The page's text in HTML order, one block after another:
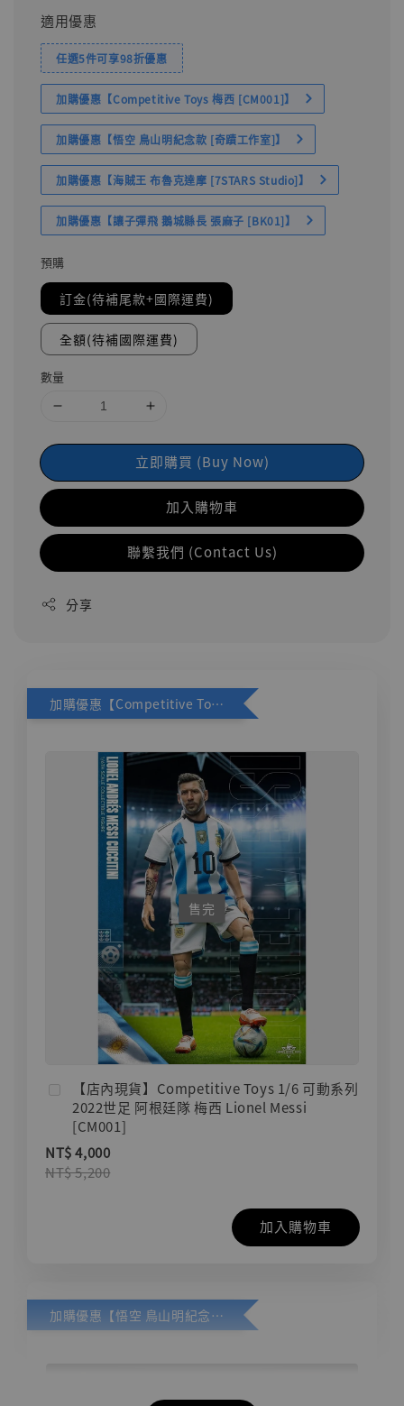
適用優惠
任選5件可享98折優惠
加購優惠【Competitive Toys 梅西 [CM001]】
加購優惠【悟空 鳥山明紀念款 [奇蹟工作室]】
加購優惠【海賊王 布魯克達摩 [7STARS Studio]】
加購優惠【讓子彈飛 鵝城縣長 張麻子 [BK01]】
預購
訂金(待補尾款+國際運費)
全額(待補國際運費)
數量
立即購買 (Buy Now)
加入購物車
聯繫我們 (Contact Us)
分享
加購優惠【Competitive Toys 梅西 [CM001]】
售完
【店內現貨】Competitive Toys 1/6 可動系列
2022世足 阿根廷隊 梅西 Lionel Messi
[CM001]
NT$ 4,000
NT$ 5,200
加入購物車
加購優惠【悟空 鳥山明紀念款 [奇蹟工作室]】